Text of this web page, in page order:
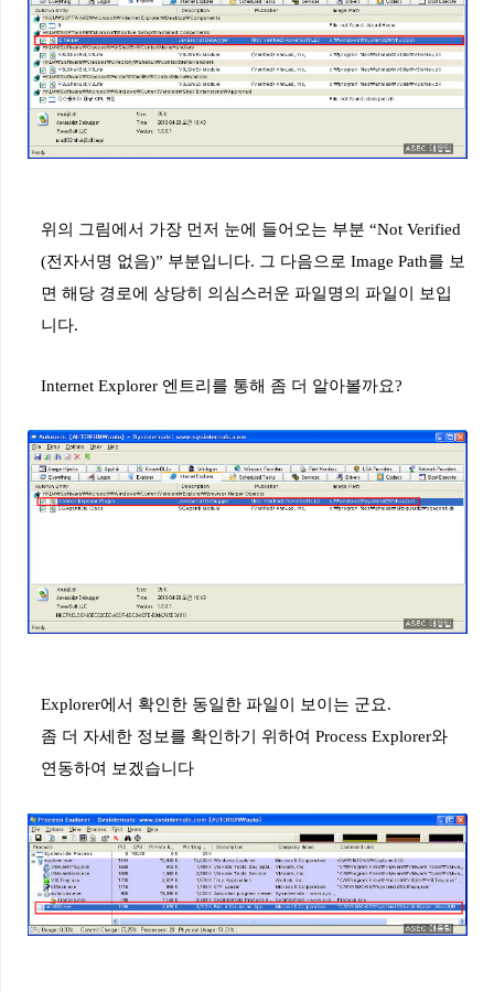
위의 그림에서 가장 먼저 눈에 들어오는 부분 “Not Verified
(전자서명 없음)” 부분입니다. 그 다음으로 Image Path를 보
면 해당 경로에 상당히 의심스러운 파일명의 파일이
보입
니다.
Internet Explorer 엔트리를 통해 좀 더 알아볼까요?
Explorer에서 확인한 동일한 파일이 보이는 군요.
좀 더 자세한 정보를 확인하기 위하여 Process Explorer와
연동하여 보겠습니다